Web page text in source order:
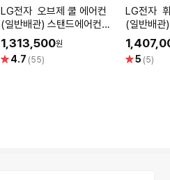
LG전자 오브제 쿨 에어컨
(일반배관) 스탠드에어컨
FQ18FC1EB1 (냉방58.5
㎡) 실외기포함 [전국기본설
치 포함]
1,313,500원
별 4.7 (55)
LG전자 휘센뷰2 1시리즈
(일반배관
㎡) 실외
치비 포함]
별5 (5)